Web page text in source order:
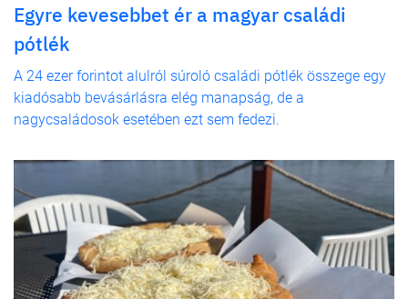
Egyre kevesebbet ér a magyar családi
pótlék
A 24 ezer forintot alulról súroló családi pótlék összege egy
kiadósabb bevásárlásra elég manapság, de a
nagycsaládosok esetében ezt sem fedezi.